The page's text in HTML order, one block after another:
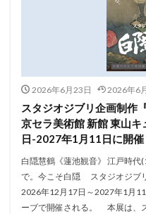
2026年6月23日 2026年6
スタジオジブリ企画制作
京セラ美術館 新館 東山
日-2027年1月11日に開催
白隠慧鶴《蓮池観音》 江戸時代
で。今こそ白隠 スタジオジブ
2026年12月17日～2027年1月
ーブで開催される。 本展は、